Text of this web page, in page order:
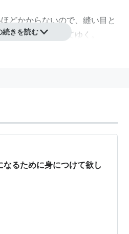
どかからないので、縫い目と
揺れながら落ちてゆく。
いるものは、
を落とすもので無回転のナッ
ックルボールを軸に投球を組
と呼ばれる投手がいる。
続きを読む
るために身につけて欲し